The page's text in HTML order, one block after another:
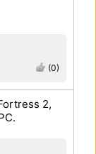
(0)
2,